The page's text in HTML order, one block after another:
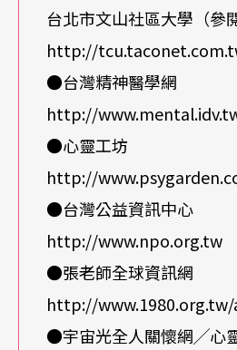
郭又碧認為，心理系的學生具
知識，但需要較長的時間進入
蹈系學生則恰恰相反，他們雖
過卻能很快進入狀況，平時即
們，只需在過程中注意一些褪
可，尤其現代舞有許多訓練也
舞蹈治療原本即是起源於現代
然而究竟舞蹈系學生的表現是
目前尚不得而知，必須等到下
療開課之後才能略窺一二。台
台北市文山社區大學（參
http://
●台灣精神醫學網
http://
●心靈工坊
http://
●台灣公益資訊中心
http://www.npo.org.tw
●張老師全球資訊網
http://
●宇宙光全人關懷網╱心